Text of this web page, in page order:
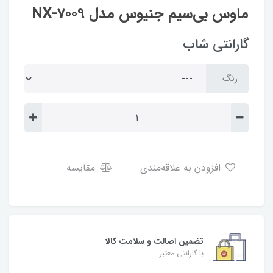
ماوس بی‌سیم جنیوس مدل NX-7009
گارانتی شاب
رنگ
مقایسه
تضمین اصالت و سلامت کالا
با گارانتی معتبر